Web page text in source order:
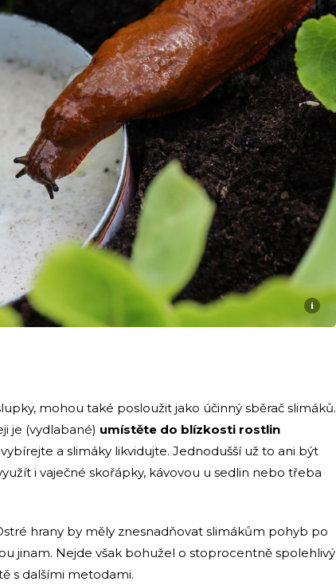
i
mohou také posloužit jako účinný sběrač slimáků.
je (vydlabané) umístěte do blízkosti rostlin
a slimáky likvidujte. Jednodušší už to ani být
i vaječné skořápky, kávovou u sedlin nebo třeba
hrany by měly znesnadňovat slimákům pohyb po
jinam. Nejde však bohužel o stoprocentně spolehlivý
s dalšími metodami.